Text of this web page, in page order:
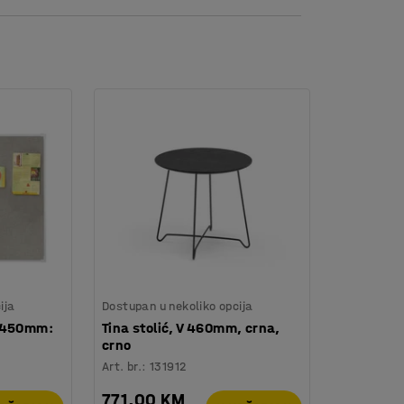
s niskim naslonom za leđa.
Dostupan u nekoliko opcija
Tina stolić, V 460mm, crna,
crno
Art. br.:131912
771,00 KM